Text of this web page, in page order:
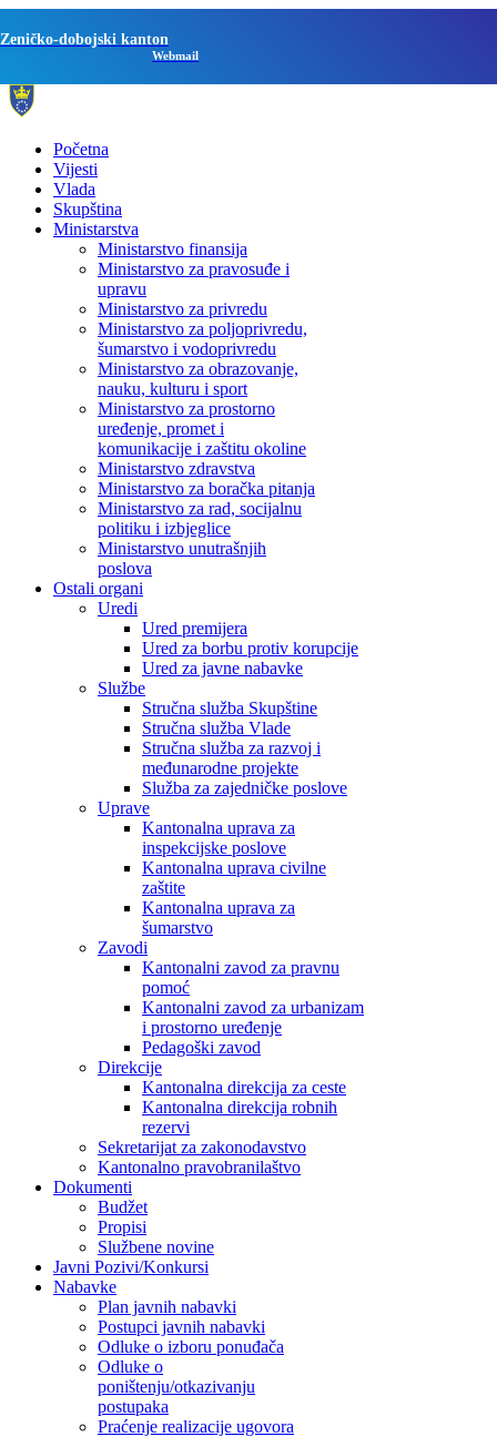
Zeničko-dobojski kanton
Webmail
Početna
Vijesti
Vlada
Skupština
Ministarstva
Ministarstvo finansija
Ministarstvo za pravosuđe i
upravu
Ministarstvo za privredu
Ministarstvo za poljoprivredu,
šumarstvo i vodoprivredu
Ministarstvo za obrazovanje,
nauku, kulturu i sport
Ministarstvo za prostorno
uređenje, promet i
komunikacije i zaštitu okoline
Ministarstvo zdravstva
Ministarstvo za boračka pitanja
Ministarstvo za rad, socijalnu
politiku i izbjeglice
Ministarstvo unutrašnjih
poslova
Ostali organi
Uredi
Ured premijera
Ured za borbu protiv korupcije
Ured za javne nabavke
Službe
Stručna služba Skupštine
Stručna služba Vlade
Stručna služba za razvoj i
međunarodne projekte
Služba za zajedničke poslove
Uprave
Kantonalna uprava za
inspekcijske poslove
Kantonalna uprava civilne
zaštite
Kantonalna uprava za
šumarstvo
Zavodi
Kantonalni zavod za pravnu
pomoć
Kantonalni zavod za urbanizam
i prostorno uređenje
Pedagoški zavod
Direkcije
Kantonalna direkcija za ceste
Kantonalna direkcija robnih
rezervi
Sekretarijat za zakonodavstvo
Kantonalno pravobranilaštvo
Dokumenti
Budžet
Propisi
Službene novine
Javni Pozivi/Konkursi
Nabavke
Plan javnih nabavki
Postupci javnih nabavki
Odluke o izboru ponuđača
Odluke o
poništenju/otkazivanju
postupaka
Praćenje realizacije ugovora